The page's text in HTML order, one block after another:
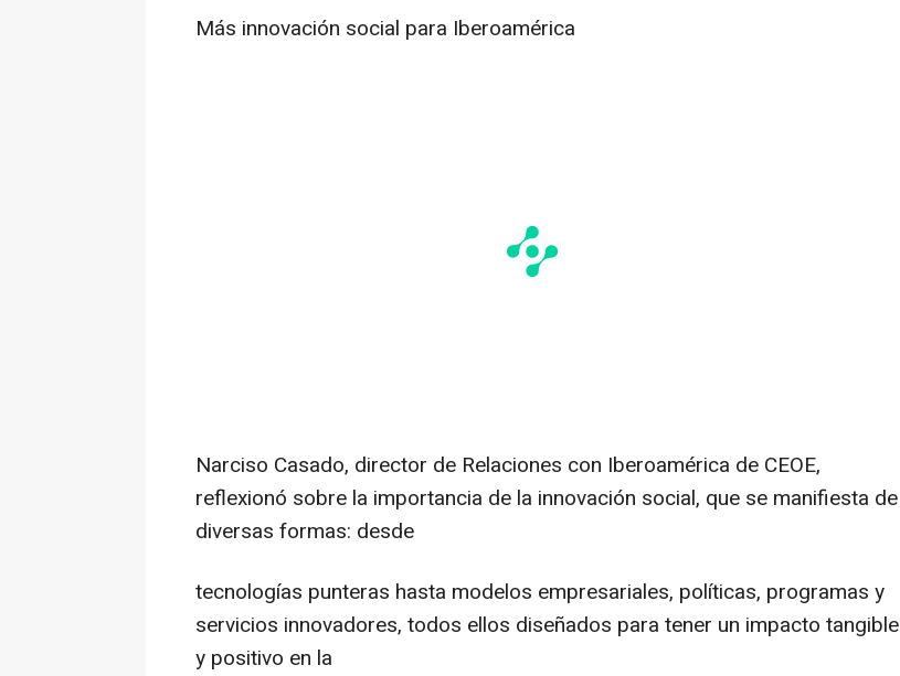
Más innovación social para Iberoamérica
Narciso Casado, director de Relaciones con Iberoamérica de CEOE,
reflexionó sobre la importancia de la innovación social, que se manifiesta de
diversas formas: desde
tecnologías punteras hasta modelos empresariales, políticas, programas y
servicios innovadores, todos ellos diseñados para tener un impacto tangible
y positivo en la